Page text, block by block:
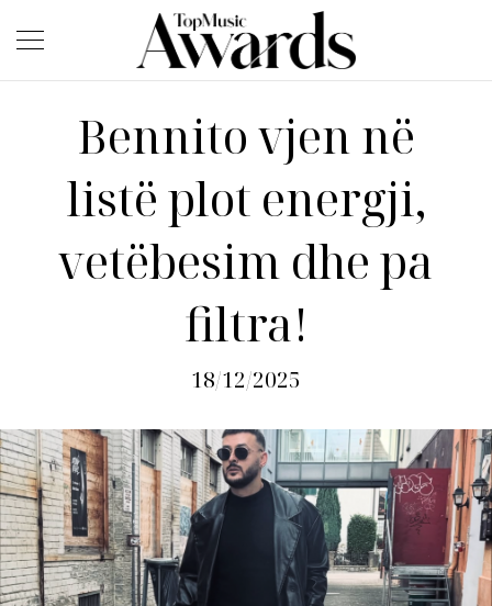
Bennito vjen në
listë plot energji,
vetëbesim dhe pa
filtra!
18/12/2025